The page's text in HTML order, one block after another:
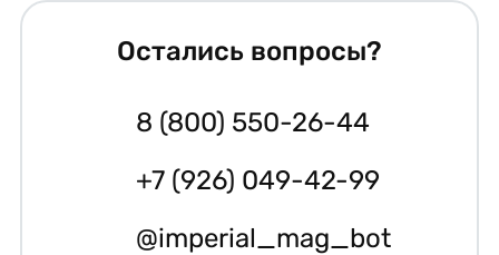
Остались вопросы?
8 (800) 550-26-44
+7 (926) 049-42-99
@imperial_mag_bot